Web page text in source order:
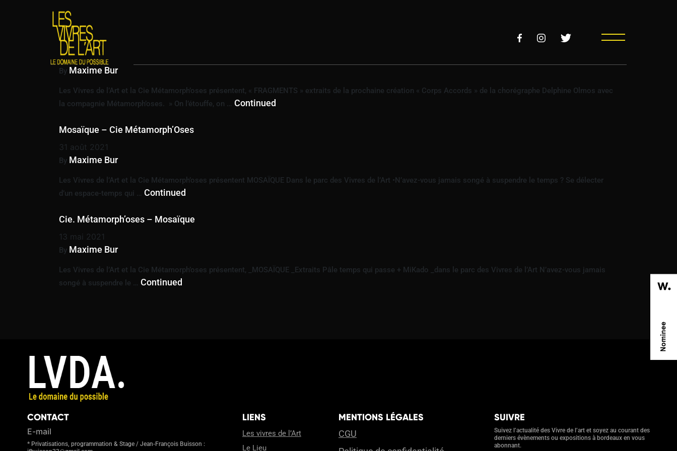
ÉTIQUETTE :
Fragments
11 mai 2022
By Maxime Bur
Les Vivres de l’Art et la Cie Métamorph’oses présentent, « FRAGMENTS » extraits de la prochaine création « Corps Accords » de la chorégraphe Delphine Olmos avec
la compagnie Métamorph’oses. » On l’étouffe, on … Continued
Mosaïque – Cie Métamorph’Oses
31 août 2021
By Maxime Bur
Les Vivres de l’Art et la Cie Métamorph’oses présentent MOSAÏQUE Dans le parc des Vivres de l’Art •N’avez-vous jamais songé à suspendre le temps ? Se délecter
d’un espace-temps qui … Continued
Cie. Métamorph’oses – Mosaïque
13 mai 2021
By Maxime Bur
Les Vivres de l’Art et la Cie Métamorph’oses présentent, _MOSAÏQUE _Extraits Pâle temps qui passe + MiKado _dans le parc des Vivres de l’Art N’avez-vous jamais
songé à suspendre le … Continued
CONTACT
E-mail
* Privatisations, programmation & Stage / Jean-François Buisson :
LIENS
Les vivres de l’Art
Le Lieu
MENTIONS LÉGALES
CGU
SUIVRE
Suivez l’actualité des Vivre de l’art et soyez au courant des
derniers évènements ou expositions à bordeaux en vous
abonnant.